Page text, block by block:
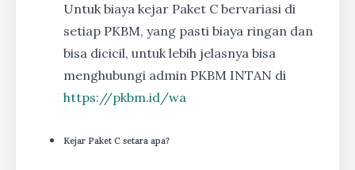
Untuk biaya kejar Paket C bervariasi di
setiap PKBM, yang pasti biaya ringan dan
bisa dicicil, untuk lebih jelasnya bisa
menghubungi admin PKBM INTAN di
https://pkbm.id/wa
Kejar Paket C setara apa?